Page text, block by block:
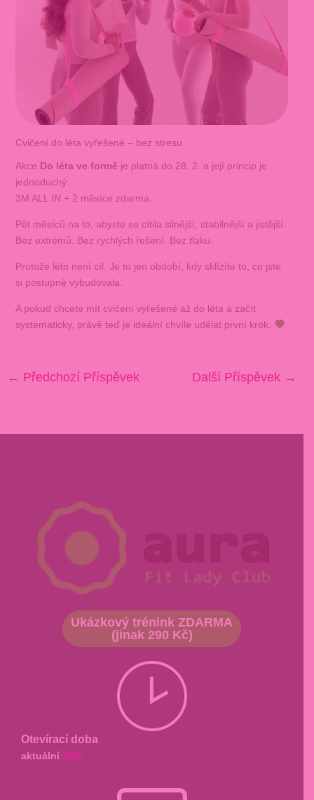
Cvičení do léta vyřešené – bez stresu
Akce Do léta ve formě je platná do 28. 2. a její princip je
jednoduchý:
3M ALL IN + 2 měsíce zdarma.
Pět měsíců na to, abyste se cítila silnější, stabilnější a jistější.
Bez extrémů. Bez rychlých řešení. Bez tlaku.
Protože léto není cíl. Je to jen období, kdy sklízíte to, co jste
si postupně vybudovala.
A pokud chcete mít cvičení vyřešené až do léta a začít
systematicky, právě teď je ideální chvíle udělat první krok.
← Předchozí Příspěvek Další Příspěvek →
Ukázkový trénink ZDARMA
(jinak 290 Kč)
Otevírací doba
aktuální ZDE